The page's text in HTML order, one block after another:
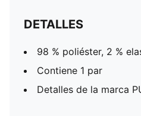
DETALLES
98 % poliéster, 2 %
Contiene 1 par
Detalles de la marca